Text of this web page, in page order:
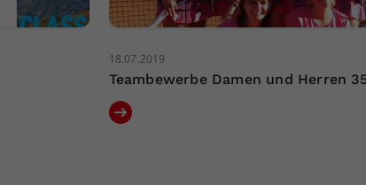
18.07.2019
Teambewerbe Damen und Herren